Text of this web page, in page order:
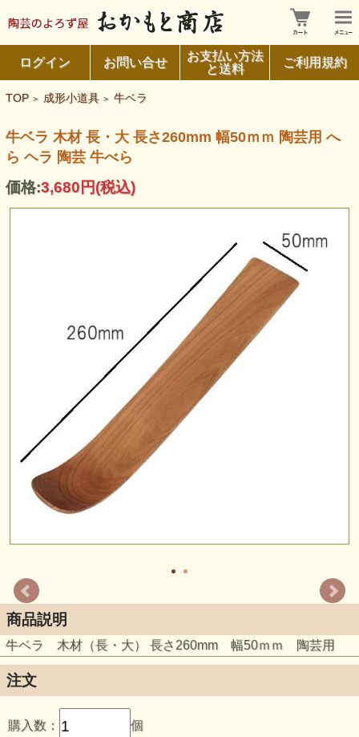
ログイン お問い合せ
お支払い方法
と送料
ご利用規約
TOP > 成形小道具 > 牛ベラ
牛ベラ 木材 長・大 長さ260mm 幅50ｍｍ 陶芸用 へ
ら ヘラ 陶芸 牛べら
価格:3,680円(税込)
商品説明
牛ベラ 木材（長・大） 長さ260mm 幅50ｍｍ 陶芸用
注文
購入数： 個